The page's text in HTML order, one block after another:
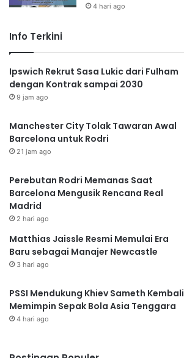
4 hari ago
Info Terkini
Ipswich Rekrut Sasa Lukic dari Fulham
dengan Kontrak sampai 2030
9 jam ago
Manchester City Tolak Tawaran Awal
Barcelona untuk Rodri
21 jam ago
Perebutan Rodri Memanas Saat
Barcelona Mengusik Rencana Real
Madrid
2 hari ago
Matthias Jaissle Resmi Memulai Era
Baru sebagai Manajer Newcastle
3 hari ago
PSSI Mendukung Khiev Sameth Kembali
Memimpin Sepak Bola Asia Tenggara
4 hari ago